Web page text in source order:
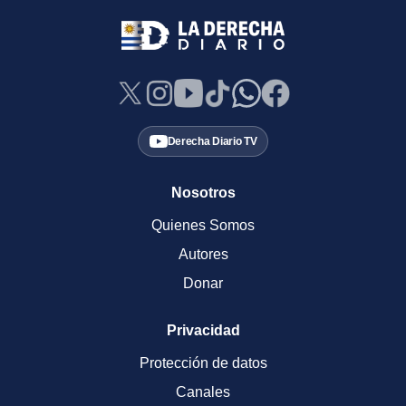
Derecha Diario TV
Nosotros
Quienes Somos
Autores
Donar
Privacidad
Protección de datos
Canales